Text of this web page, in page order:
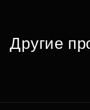
по
Другие